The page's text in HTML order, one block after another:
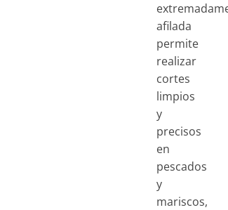
afilada
permite
realizar
cortes
limpios
y
precisos
en
pescados
y
mariscos,